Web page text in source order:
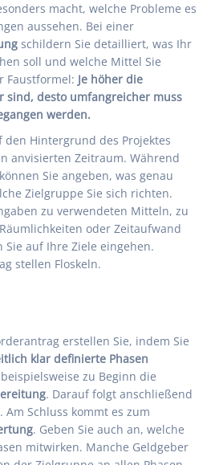
macht, welche Probleme es
aussehen. Bei einer
schildern Sie detailliert, was Ihr
soll und welche Mittel Sie
Faustformel: Je höher die
sind, desto umfangreicher muss
werden.
den Hintergrund des Projektes
anvisierten Zeitraum. Während
Sie angeben, was genau
Zielgruppe Sie sich richten.
zu verwendeten Mitteln, zu
oder Zeitaufwand
Sie auf Ihre Ziele eingehen.
stellen Floskeln.
erstellen Sie, indem Sie
klar definierte Phasen
zu Beginn die
. Darauf folgt anschließend
. Am Schluss kommt es zum
. Geben Sie auch an, welche
mitwirken. Manche Geldgeber